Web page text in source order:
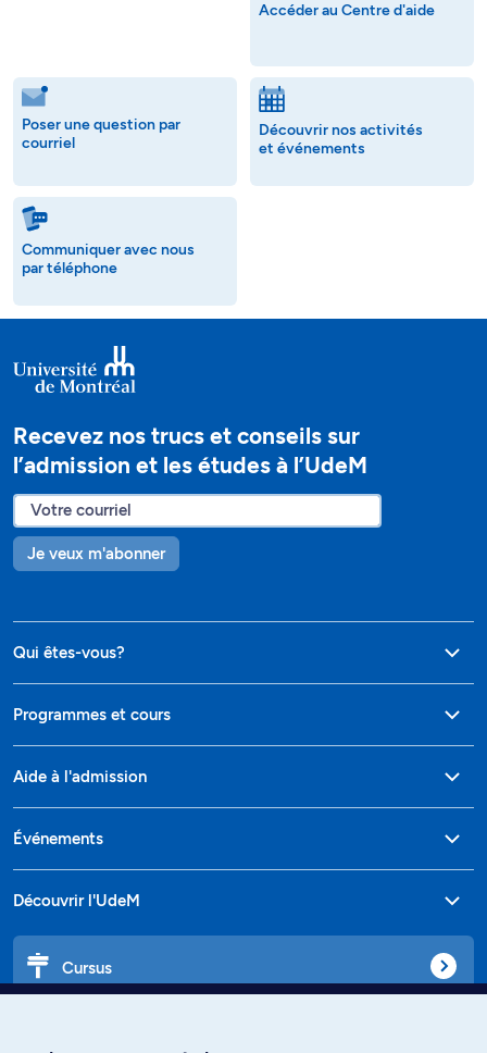
Accéder au Centre d'aide
Poser une question par
courriel
Découvrir nos activités
et événements
Communiquer avec nous
par téléphone
Recevez nos trucs et conseils sur
l’admission et les études à l’UdeM
Je veux m'abonner
Qui êtes-vous?
Programmes et cours
Aide à l'admission
Événements
Découvrir l'UdeM
Cursus